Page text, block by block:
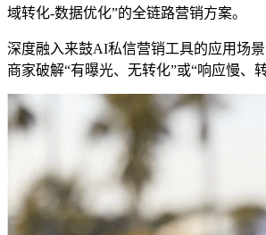
域转化-数据优化”的全链路营销方案。
深度融入来鼓AI私信营销工具的应用场
商家破解“有曝光、无转化”或“响应慢、